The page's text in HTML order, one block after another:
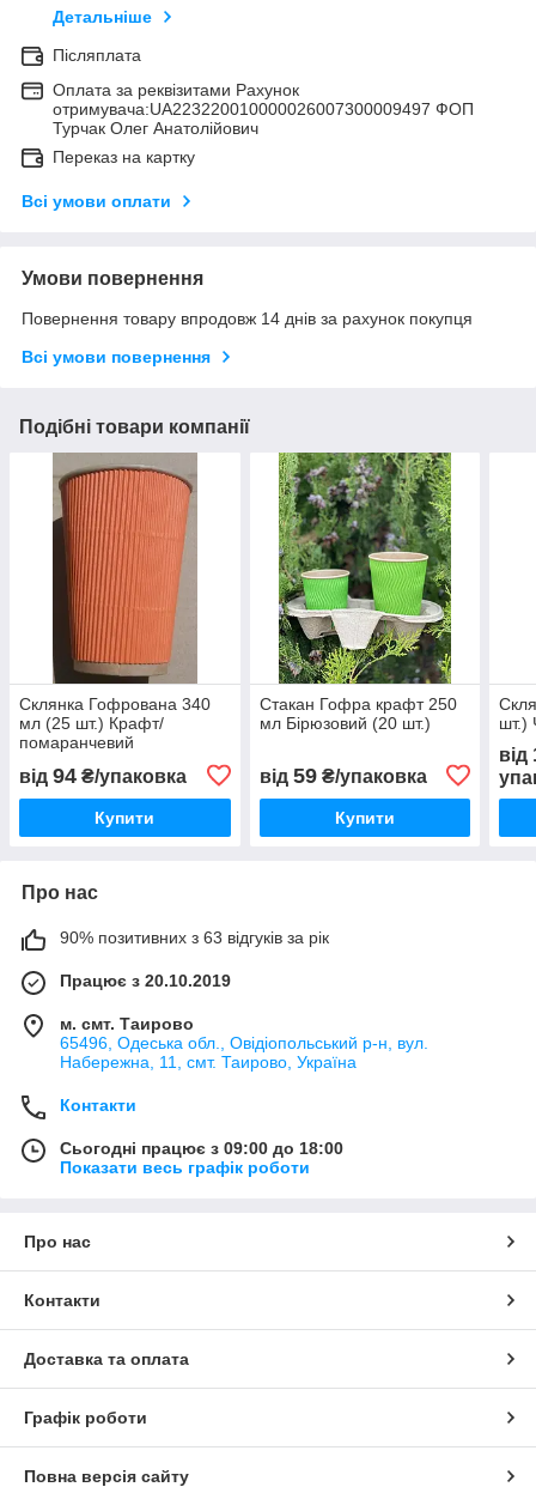
Детальніше
Післяплата
Оплата за реквізитами Рахунок
отримувача:UA223220010000026007300009497 ФОП
Турчак Олег Анатолійович
Переказ на картку
Всі умови оплати
Умови повернення
Повернення товару впродовж 14 днів за рахунок покупця
Всі умови повернення
Подібні товари компанії
Склянка Гофрована 340
мл (25 шт.) Крафт/
помаранчевий
від 94 ₴/упаковка
Купити
Стакан Гофра крафт 250
мл Бірюзовий (20 шт.)
від 59₴/упаковка
Купити
шт.)
від
Про нас
90% позитивних з 63 відгуків за рік
Працює з 20.10.2019
м. смт. Таирово
65496, Одеська обл., Овідіопольський р-н, вул.
Набережна, 11, смт. Таирово, Україна
Контакти
Сьогодні працює з 09:00 до 18:00
Показати весь графік роботи
Про нас
Контакти
Доставка та оплата
Графік роботи
Повна версія сайту